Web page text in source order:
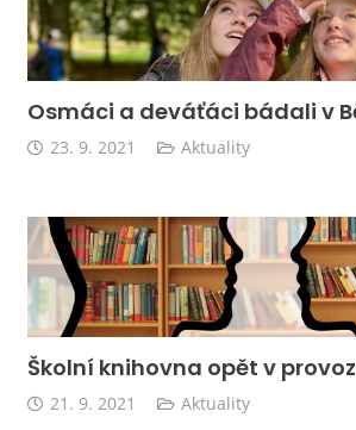
Osmáci a deváťáci bádali v
23. 9. 2021 Aktuality
Školní knihovna opět v
21. 9. 2021 Aktuality